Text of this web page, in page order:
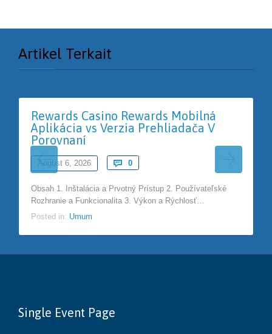
Artikel Terkait
Rewards Casino Rewards Mobilná
Aplikácia vs Verzia Prehliadača V
Porovnaní
August 6, 2026  0Comments
Obsah 1. Inštalácia a Prvotný Prístup 2. Používateľské
Rozhranie a Funkcionalita 3. Výkon a Rýchlosť…
Posted in: Umum
Single Event Page